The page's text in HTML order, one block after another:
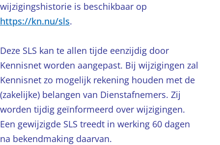
wijzigingshistorie is beschikbaar op
https://kn.nu/sls.
Deze SLS kan te allen tijde eenzijdig door
Kennisnet worden aangepast. Bij wijzigingen zal
Kennisnet zo mogelijk rekening houden met de
(zakelijke) belangen van Dienstafnemers. Zij
worden tijdig geïnformeerd over wijzigingen.
Een gewijzigde SLS treedt in werking 60 dagen
na bekendmaking daarvan.